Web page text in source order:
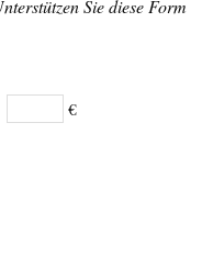
Sie diese Form
€